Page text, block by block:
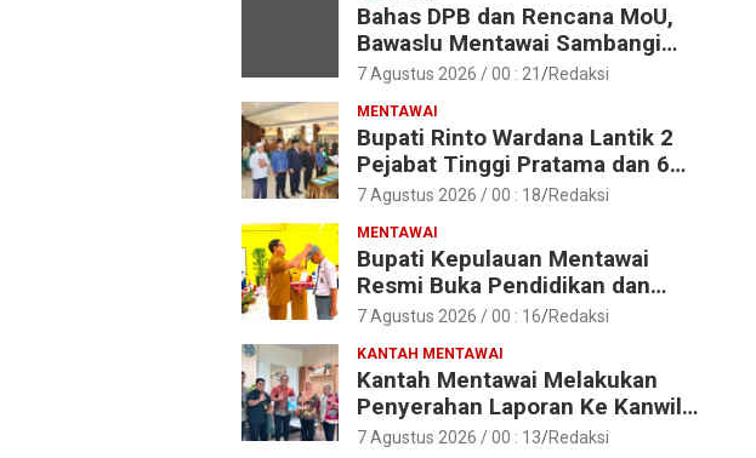
Bahas DPB dan Rencana MoU,
Bawaslu Mentawai Sambangi
Polres Mentawai
7 Agustus 2026 / 00 : 21 Redaksi
MENTAWAI
Bupati Rinto Wardana Lantik 2
Pejabat Tinggi Pratama dan 6
Pejabat Fungsional di
Mentawai
7 Agustus 2026 / 00 : 18 Redaksi
MENTAWAI
Bupati Kepulauan Mentawai
Resmi Buka Pendidikan dan
Pelatihan Calon Paskibraka
7 Agustus 2026 / 00 : 16 Redaksi
KANTAH MENTAWAI
Kantah Mentawai Melakukan
Penyerahan Laporan Ke Kanwil
Kemen ATR/BPN RI Sumbar
7 Agustus 2026 / 00 : 13 Redaksi